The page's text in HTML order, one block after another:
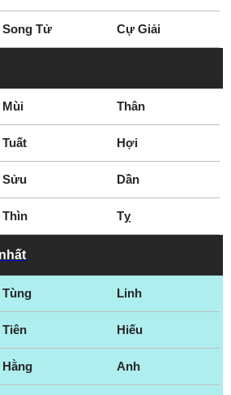
Song Tử Cự Giải
Mùi Thân
Tuất Hợi
Sửu Dần
Thìn Tỵ
Tùng Linh
Tiên Hiếu
Hằng Anh